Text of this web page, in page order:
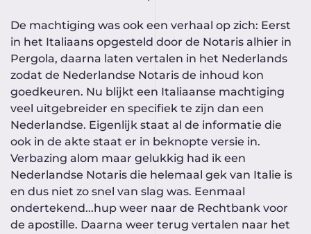
De machtiging was ook een verhaal op zich: Eerst
in het Italiaans opgesteld door de Notaris alhier in
Pergola, daarna laten vertalen in het Nederlands
zodat de Nederlandse Notaris de inhoud kon
goedkeuren. Nu blijkt een Italiaanse machtiging
veel uitgebreider en specifiek te zijn dan een
Nederlandse. Eigenlijk staat al de informatie die
ook in de akte staat er in beknopte versie in.
Verbazing alom maar gelukkig had ik een
Nederlandse Notaris die helemaal gek van Italie is
en dus niet zo snel van slag was. Eenmaal
ondertekend...hup weer naar de Rechtbank voor
de apostille. Daarna weer terug vertalen naar het